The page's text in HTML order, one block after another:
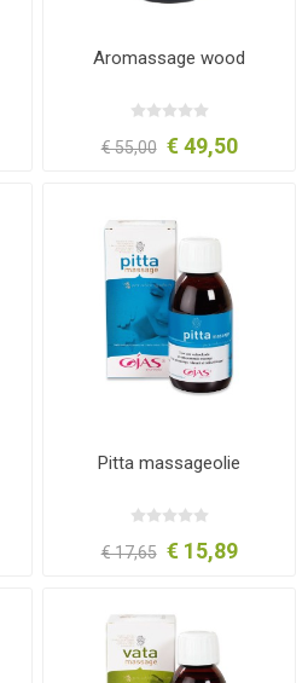
Aromassage wood
€ 55,00 € 49,50
Pitta massageolie
€ 17,65 € 15,89